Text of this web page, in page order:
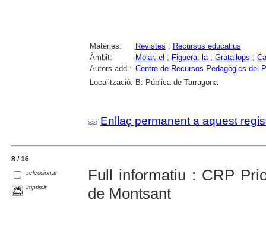
Matèries: Revistes ; Recursos educatius
Àmbit:
Molar, el ; Figuera, la; Gratallops ;
Autors add.: Centre de Recursos Pedagògics del
Localització: B. Pública de Tarragona
Enllaç permanent a aquest
8 / 16
seleccionar
imprimir
Full informatiu : CRP
de Montsant